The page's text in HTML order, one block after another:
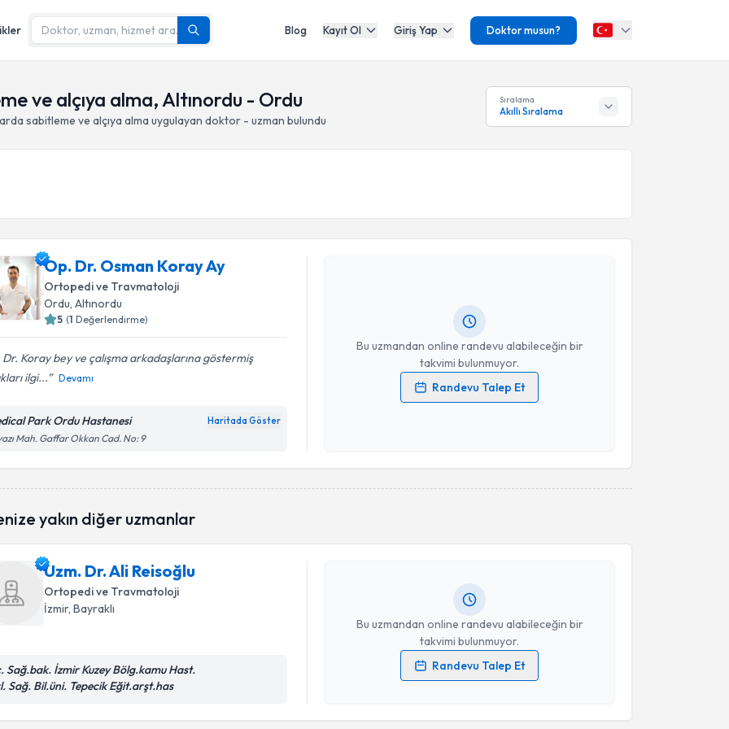
Blog Kayıt Ol Giriş Yap Doktor musun?
ve alçıya alma, Altınordu - Ordu
sabitleme ve alçıya alma uygulayan doktor - uzman bulundu
Sıralama
Akıllı Sıralama
Op. Dr. Osman Koray Ay
Ortopedi ve Travmatoloji
Ordu, Altınordu
5 (1 Değerlendirme)
Dr. Koray bey ve çalışma arkadaşlarına göstermiş
ilgi...
Devamı
Park Ordu Hastanesi Haritada Göster
Mah. Gaffar Okkan Cad. No: 9
Bu uzmandan online randevu alabileceğin bir
takvimi bulunmuyor.
Randevu Talep Et
Op. Dr. Osman Koray Ay
Kişisel verilerimin işlenmesine ilişkinAydınlatma Metni
Takvim Talebini Gönder
yakın diğer uzmanlar
Uzm. Dr. Ali Reisoğlu
Ortopedi ve Travmatoloji
İzmir, Bayraklı
Sağ.bak. İzmir Kuzey Bölg.kamu Hast.
Sağ. Bil.üni. Tepecik Eğit.arşt.has
Bu uzmandan online randevu alabileceğin bir
takvimi bulunmuyor.
Randevu Talep Et
Randevu Takvimi Talebi
Kişisel verilerimin işlenmesine ilişkinAydınlatma Metni